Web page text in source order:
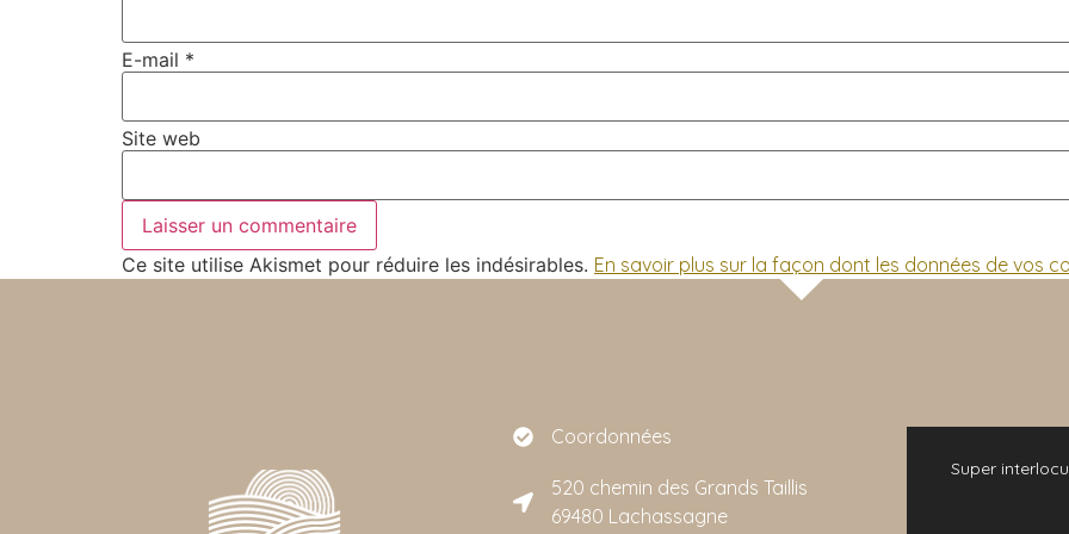
E-mail *
Site web
Ce site utilise Akismet pour réduire les indésirables. En savoir plus sur la façon dont les données de vos
Coordonnées
520 chemin des Grands Taillis
69480 Lachassagne
est remarquable et son rapport qualité/prix est
imbattable.
Super